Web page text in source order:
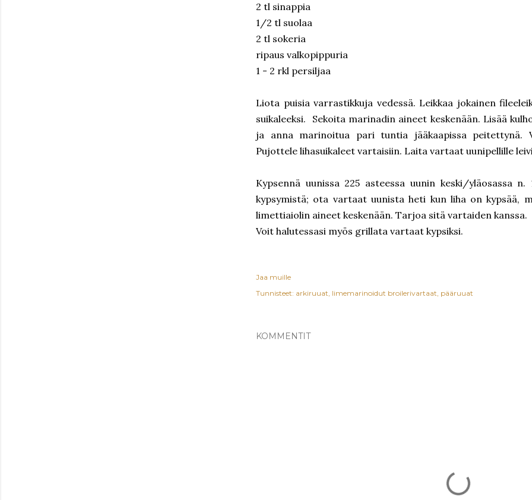
2 tl sinappia
1/2 tl suolaa
2 tl sokeria
ripaus valkopippuria
1 - 2 rkl persiljaa
Liota puisia varrastikkuja vedessä. Leikkaa jokainen
suikaleeksi. Sekoita marinadin aineet keskenään. Lisää
ja anna marinoitua pari tuntia jääkaapissa peitettynä.
Pujottele lihasuikaleet vartaisiin. Laita vartaat uunipellille
Kypsennä uunissa 225 asteessa uunin keski/yläosassa
kypsymistä; ota vartaat uunista heti kun liha on kypsää,
limettiaiolin aineet keskenään. Tarjoa sitä vartaiden kanssa.
Voit halutessasi myös grillata vartaat kypsiksi.
Jaa muille
Tunnisteet: arkiruuat limemarinoidut broilerivartaat pääruuat
KOMMENTIT